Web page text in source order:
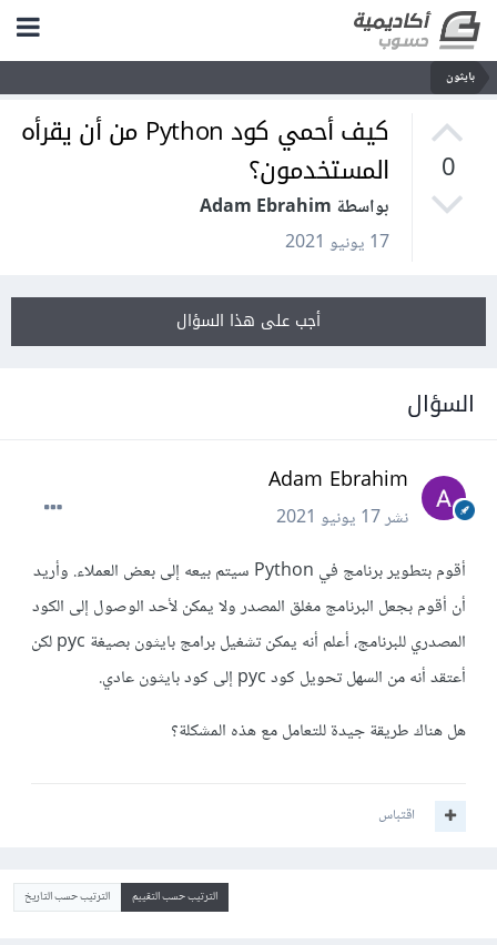
بايثون
0
كيف أحمي كود Python من أن يقرأه
المستخدمون؟
بواسطة Adam Ebrahim
17 يونيو 2021
أجب على هذا السؤال
السؤال
Adam Ebrahim
نشر17 يونيو 2021
أقوم بتطوير برنامج في Python سيتم بيعه إلى بعض العملاء. وأريد
أن أقوم بجعل البرنامج مغلق المصدر ولا يمكن لأحد الوصول إلى الكود
المصدري للبرنامج، أعلم أنه يمكن تشغيل برامج بايثون بصيغة pyc لكن
أعتقد أنه من السهل تحويل كود pyc إلى كود بايثون عادي.
هل هناك طريقة جيدة للتعامل مع هذه المشكلة؟
اقتباس
الترتيب حسب التقييم الترتيب حسب التاريخ